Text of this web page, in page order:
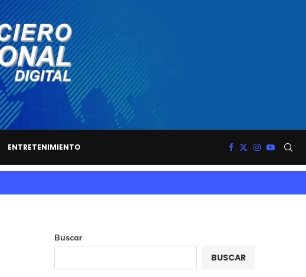
ENTRETENIMIENTO
Buscar
BUSCAR